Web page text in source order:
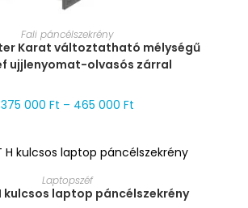
MÉRET VÁLASZTÁSA
Fali páncélszekrény
Karat változtatható mélységű
ujjlenyomat-olvasós zárral
375 000 Ft – 465 000 Ft
MÉRET VÁLASZTÁSA
Laptopszéf
kulcsos laptop páncélszekrény